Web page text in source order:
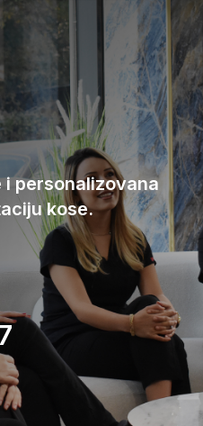
i personalizovana
kose.